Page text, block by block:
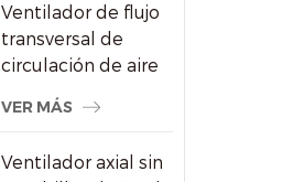
RPM para
pequeños
dispositivos
electrónicos
Ventilador de flujo
transversal de
circulación de aire
ahorro de energía
VER MÁS
Ventilador axial sin